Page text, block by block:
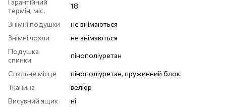
Гарантійний
термін, міс.
18
Знімні подушки
не знімаються
Знімні чохли
не знімаються
Подушка
спинки
пінополіуретан
Спальне місце
пінополіуретан, пружинний блок
Тканина
велюр
Висувний ящик
ні